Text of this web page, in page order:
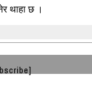
थाहा छ ।